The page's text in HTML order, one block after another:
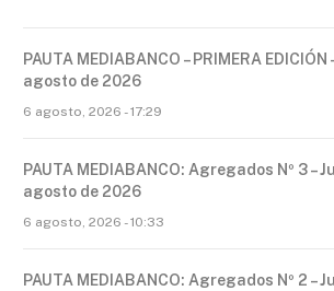
PAUTA MEDIABANCO – PRIMERA
agosto de 2026
6 agosto, 2026 - 17:29
PAUTA MEDIABANCO: Agregados Nº 3 –
agosto de 2026
6 agosto, 2026 - 10:33
PAUTA MEDIABANCO: Agregados Nº 2 –